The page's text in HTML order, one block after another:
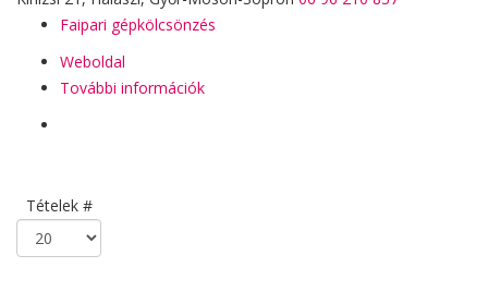
Faipari gépkölcsönzés
Weboldal
További információk
Tételek #